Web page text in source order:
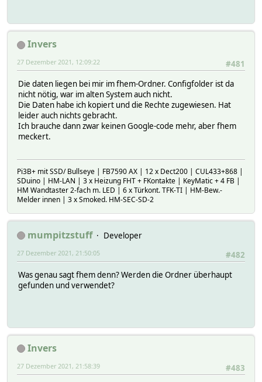
Invers
#481
27 Dezember 2021, 12:09:22
Die daten liegen bei mir im fhem-Ordner. Configfolder ist da
nicht nötig, war im alten System auch nicht.
Die Daten habe ich kopiert und die Rechte zugewiesen. Hat
leider auch nichts gebracht.
Ich brauche dann zwar keinen Google-code mehr, aber fhem
meckert.
Pi3B+ mit SSD/ Bullseye | FB7590 AX | 12 x Dect200 | CUL433+868 |
SDuino | HM-LAN | 3 x Heizung FHT + FKontakte | KeyMatic + 4 FB |
HM Wandtaster 2-fach m. LED | 6 x Türkont. TFK-TI | HM-Bew.-
Melder innen | 3 x Smoked. HM-SEC-SD-2
mumpitzstuff
Developer
#482
27 Dezember 2021, 21:50:05
Was genau sagt fhem denn? Werden die Ordner überhaupt
gefunden und verwendet?
Invers
#483
27 Dezember 2021, 21:58:39